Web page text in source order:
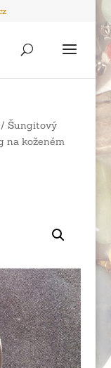
Šungitový
na koženém